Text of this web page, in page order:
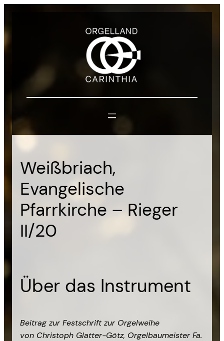
springen
Weißbriach,
Evangelische
Pfarrkirche – Rieger
II/20
Über das Instrument
Beitrag zur Festschrift zur Orgelweihe
von Christoph Glatter-Götz, Orgelbaumeister Fa.